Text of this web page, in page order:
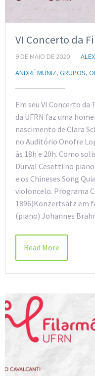
VI Concerto da
9 DE MAIO DE 2020
ANDRÉ MUNIZ, GRUPOS,
Em seu VI Concerto
da UFRN faz uma
nascimento de Clara
no Auditório Onofre
às 18h e 20h. Como
Durval Cesetti no
e os Chineses Song
violoncelo. Programa
1896)Konzertsatz em
(piano) Johannes
Read More